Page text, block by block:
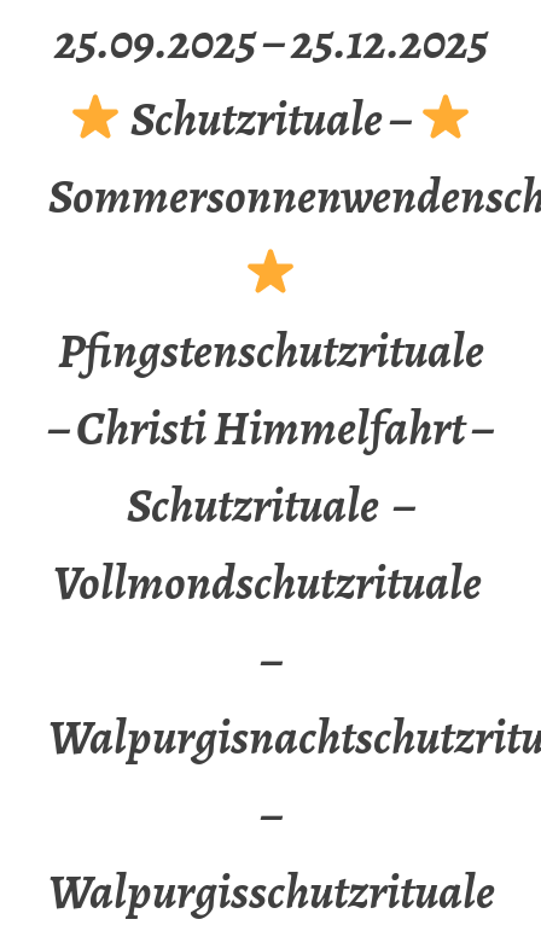
25.09.2025 – 25.12.2025
Schutzrituale –
Pfingstenschutzrituale
– Christi Himmelfahrt –
Schutzrituale –
Vollmondschutzrituale
–
–
Walpurgisschutzrituale